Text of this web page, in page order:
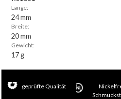
Länge:
24 mm
Breite:
20 mm
Gewicht:
17 g
geprüfte Qualität